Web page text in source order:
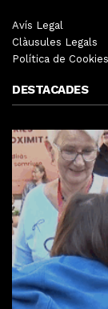
Avís Legal
Clàusules Legals
Política de Cookies
DESTACADES